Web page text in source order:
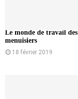
Le monde de travail des
menuisiers
18 février 2019